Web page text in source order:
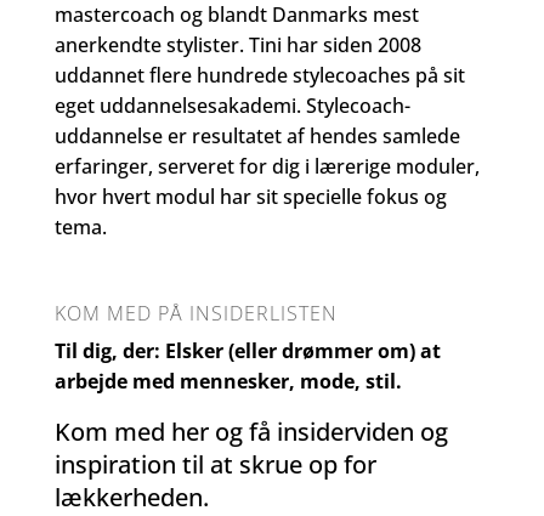
mastercoach og blandt Danmarks mest
anerkendte stylister. Tini har siden 2008
uddannet flere hundrede stylecoaches på sit
eget uddannelsesakademi. Stylecoach-
uddannelse er resultatet af hendes samlede
erfaringer, serveret for dig i lærerige moduler,
hvor hvert modul har sit specielle fokus og
tema.
KOM MED PÅ INSIDERLISTEN
Til dig, der: Elsker (eller drømmer om) at
arbejde med mennesker, mode, stil.
Kom med her og få insiderviden og
inspiration til at skrue op for
lækkerheden.